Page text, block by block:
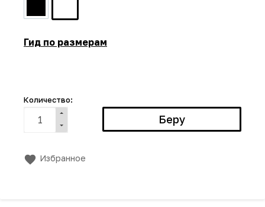
Гид по размерам
Количество:
Избранное